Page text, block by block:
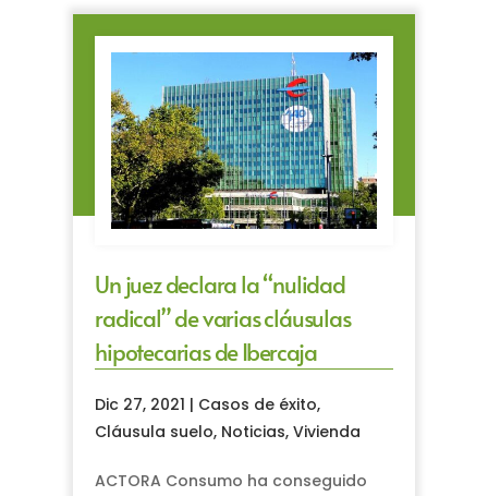
Un juez declara la “nulidad
radical” de varias cláusulas
hipotecarias de Ibercaja
Dic 27, 2021 | Casos de éxito,
Cláusula suelo, Noticias,Vivienda
ACTORA Consumo ha conseguido